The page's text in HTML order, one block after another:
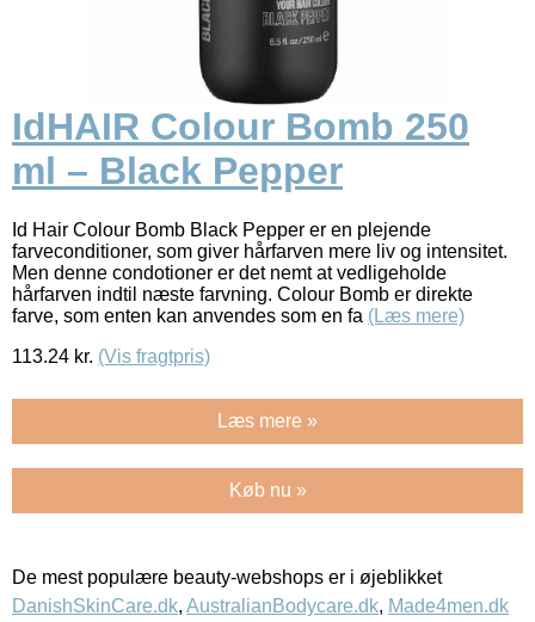
IdHAIR Colour Bomb 250
ml – Black Pepper
Id Hair Colour Bomb Black Pepper er en plejende
farveconditioner, som giver hårfarven mere liv og intensitet.
Men denne condotioner er det nemt at vedligeholde
hårfarven indtil næste farvning. Colour Bomb er direkte
farve, som enten kan anvendes som en fa (Læs mere)
113.24 kr. (Vis fragtpris)
Læs mere »
Køb nu »
De mest populære beauty-webshops er i øjeblikket
DanishSkinCare.dk, AustralianBodycare.dk, Made4men.dk